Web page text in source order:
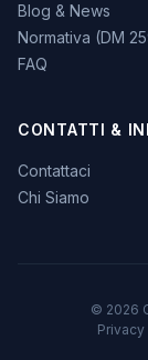
Blog & News
Normativa (DM
FAQ
CONTATTI &
Contattaci
Chi Siamo
© 2026